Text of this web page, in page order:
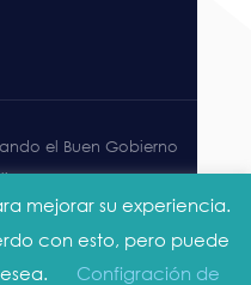
el Buen Gobierno
Accesibilidad
mejorar su experiencia.
con esto, pero puede
Configración de